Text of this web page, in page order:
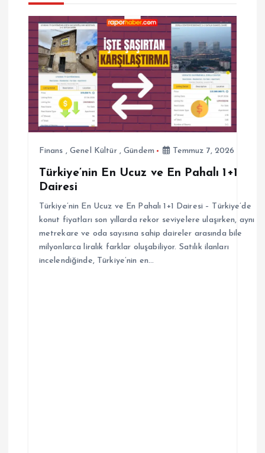
e
z
n
m
Finans ,Genel Kültür,Gündem Temmuz 7, 2026
Türkiye’nin En Ucuz ve En Pahalı 1+1
Dairesi
Türkiye’nin En Ucuz ve En Pahalı 1+1 Dairesi – Türkiye’de
konut fiyatları son yıllarda rekor seviyelere ulaşırken, aynı
metrekare ve oda sayısına sahip daireler arasında bile
milyonlarca liralık farklar oluşabiliyor. Satılık ilanları
incelendiğinde, Türkiye’nin en…